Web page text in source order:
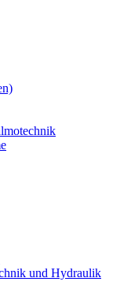
und Hydraulik